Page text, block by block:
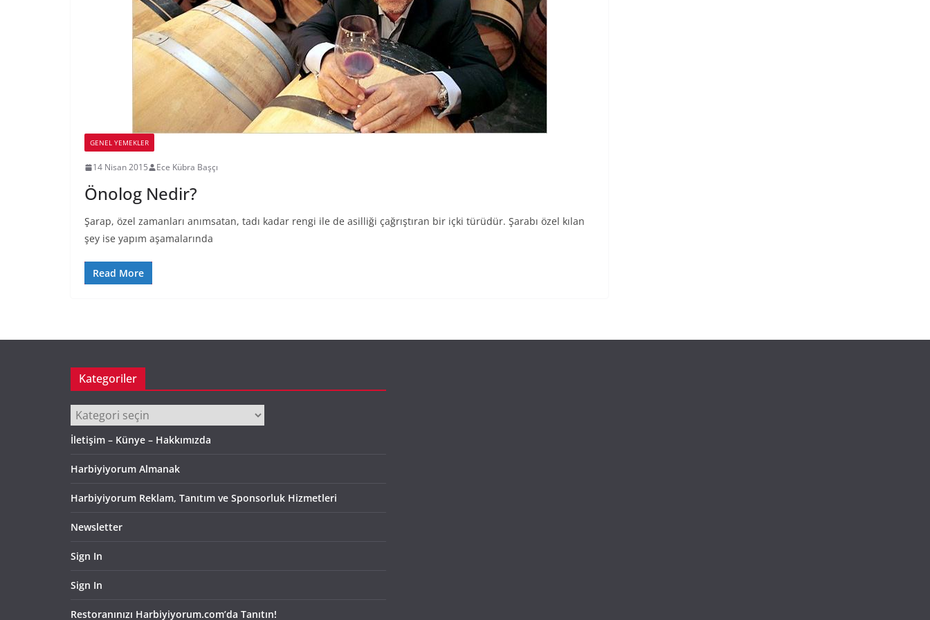
GENEL YEMEKLER
14 Nisan 2015 Ece Kübra Başçı
Önolog Nedir?
Şarap, özel zamanları anımsatan, tadı kadar rengi ile de asilliği çağrıştıran bir içki türüdür. Şarabı özel kılan
şey ise yapım aşamalarında
Read More
Kategoriler
Kategoriler
İletişim – Künye – Hakkımızda
Harbiyiyorum Almanak
Harbiyiyorum Reklam, Tanıtım ve Sponsorluk Hizmetleri
Newsletter
Sign In
Sign In
Restoranınızı Harbiyiyorum.com’da Tanıtın!